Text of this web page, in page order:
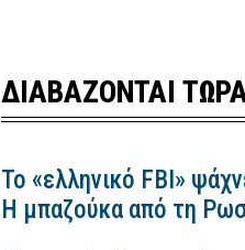
ΔΙΑΒΑΖΟΝΤΑΙ
Το «ελληνικό FBI»
Η μπαζούκα από τη